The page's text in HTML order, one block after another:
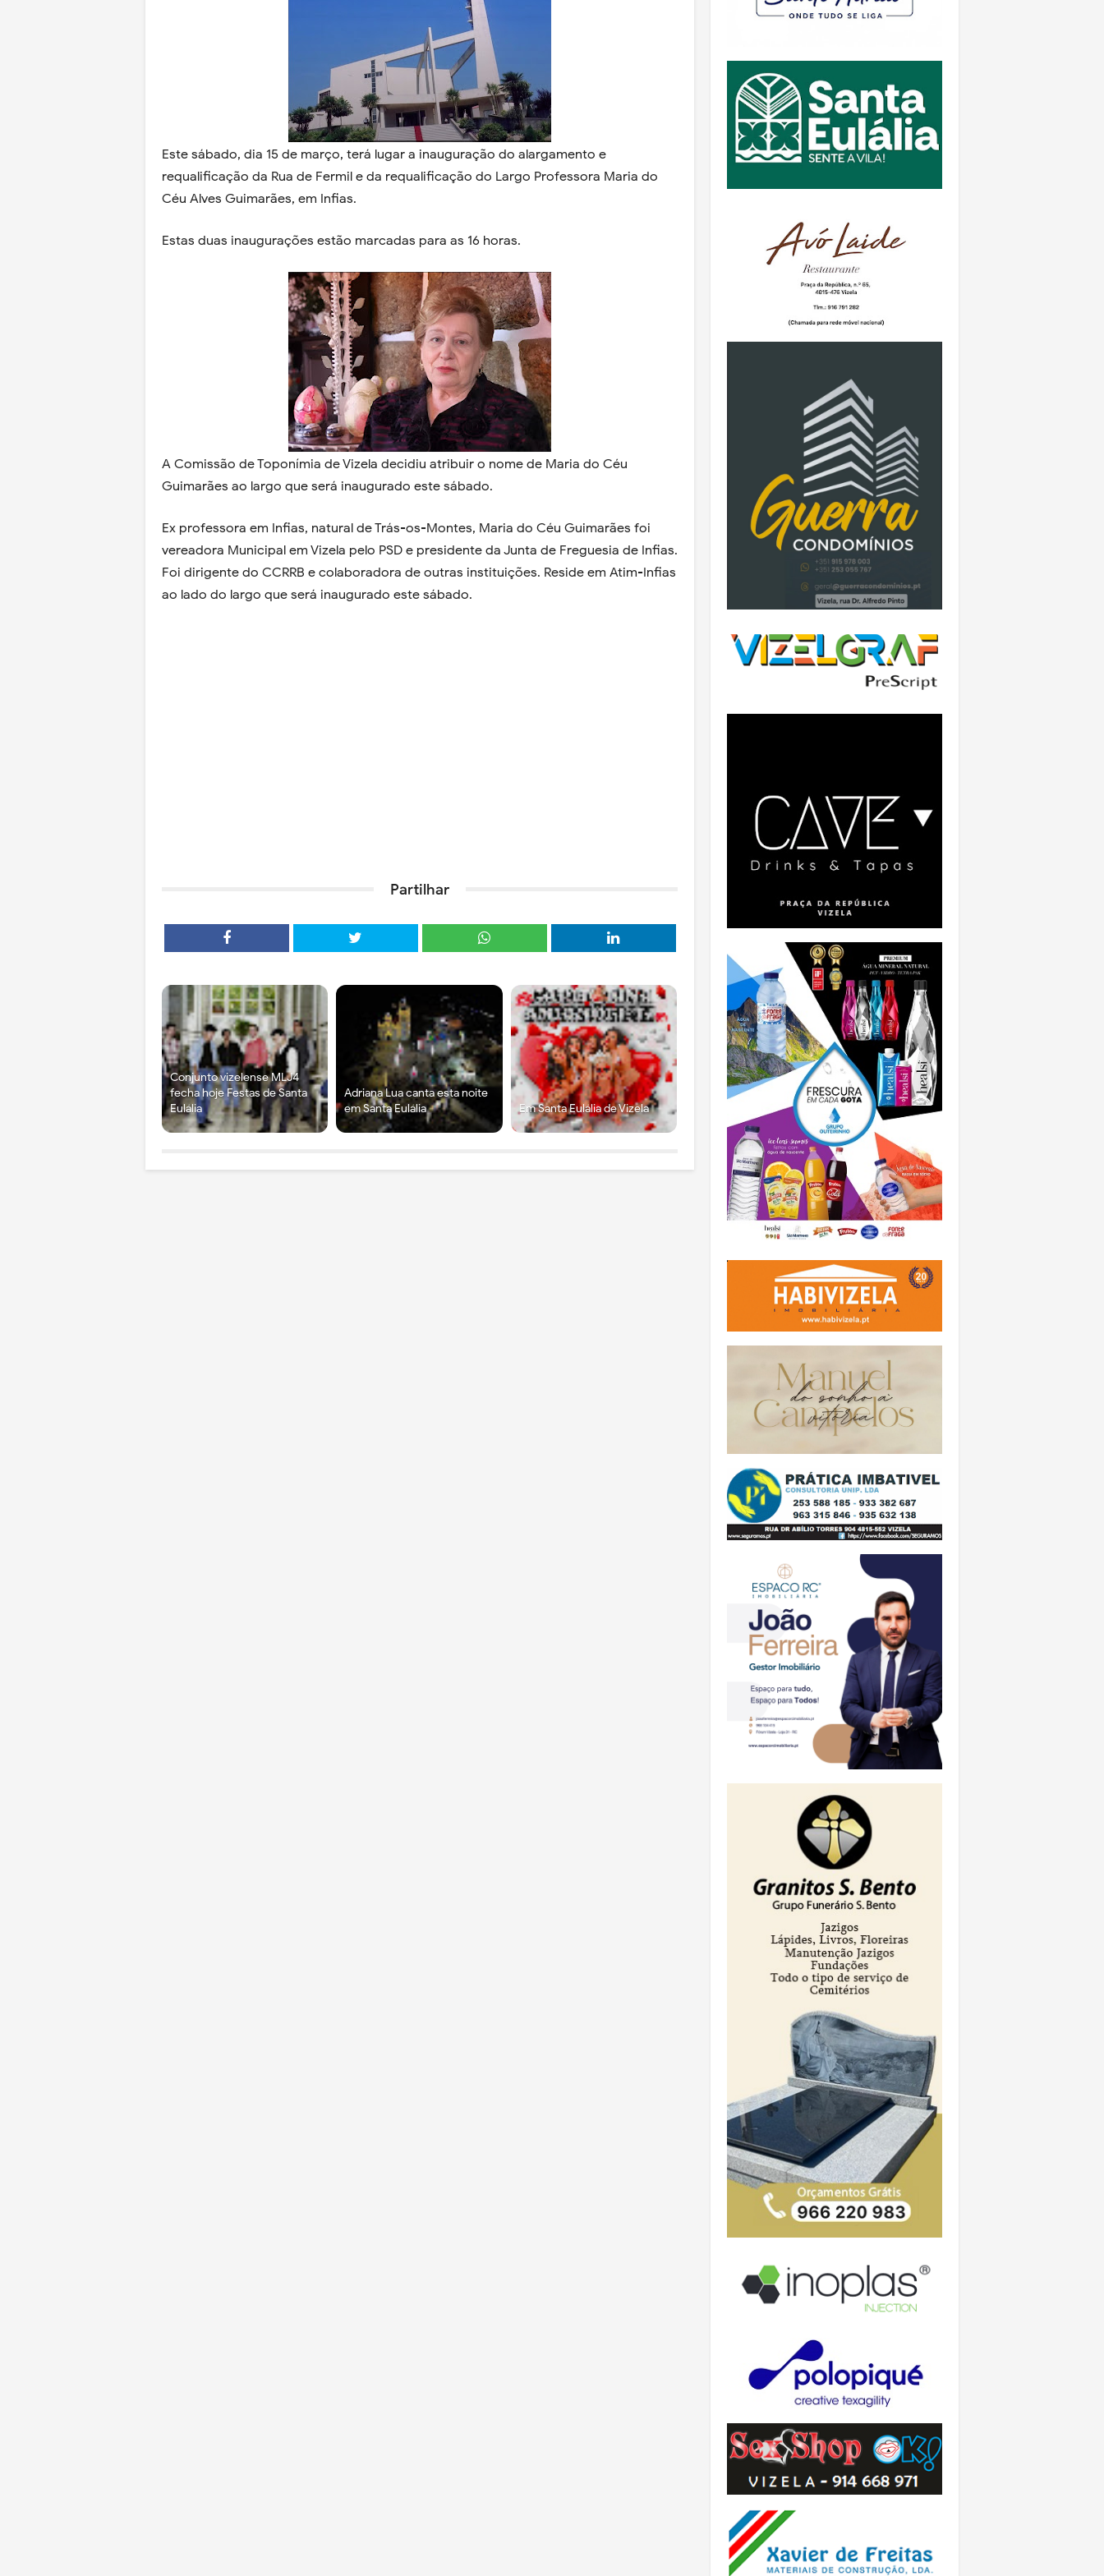
Este sábado, dia 15 de março, terá lugar a inauguração do alargamento e
requalificação da Rua de Fermil e da requalificação do Largo Professora Maria do
Céu Alves Guimarães, em Infias.
Estas duas inaugurações estão marcadas para as 16 horas.
A Comissão de Toponímia de Vizela decidiu atribuir o nome de Maria do Céu
Guimarães ao largo que será inaugurado este sábado.
Ex professora em Infias, natural de Trás-os-Montes, Maria do Céu Guimarães foi
vereadora Municipal em Vizela pelo PSD e presidente da Junta de Freguesia de Infias.
Foi dirigente do CCRRB e colaboradora de outras instituições. Reside em Atim-Infias
ao lado do largo que será inaugurado este sábado.
Partilhar
Conjunto vizelense MLJ4
fecha hoje Festas de Santa
Eulália
Adriana Lua canta esta noite
em Santa Eulália
Em Santa Eulália de Vizela